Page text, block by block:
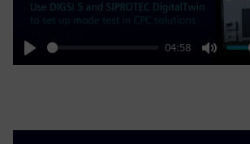
Play
04:58
Mute